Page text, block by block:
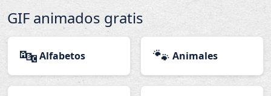
GIF animados gratis
🔤Alfabetos 🐾 Animales